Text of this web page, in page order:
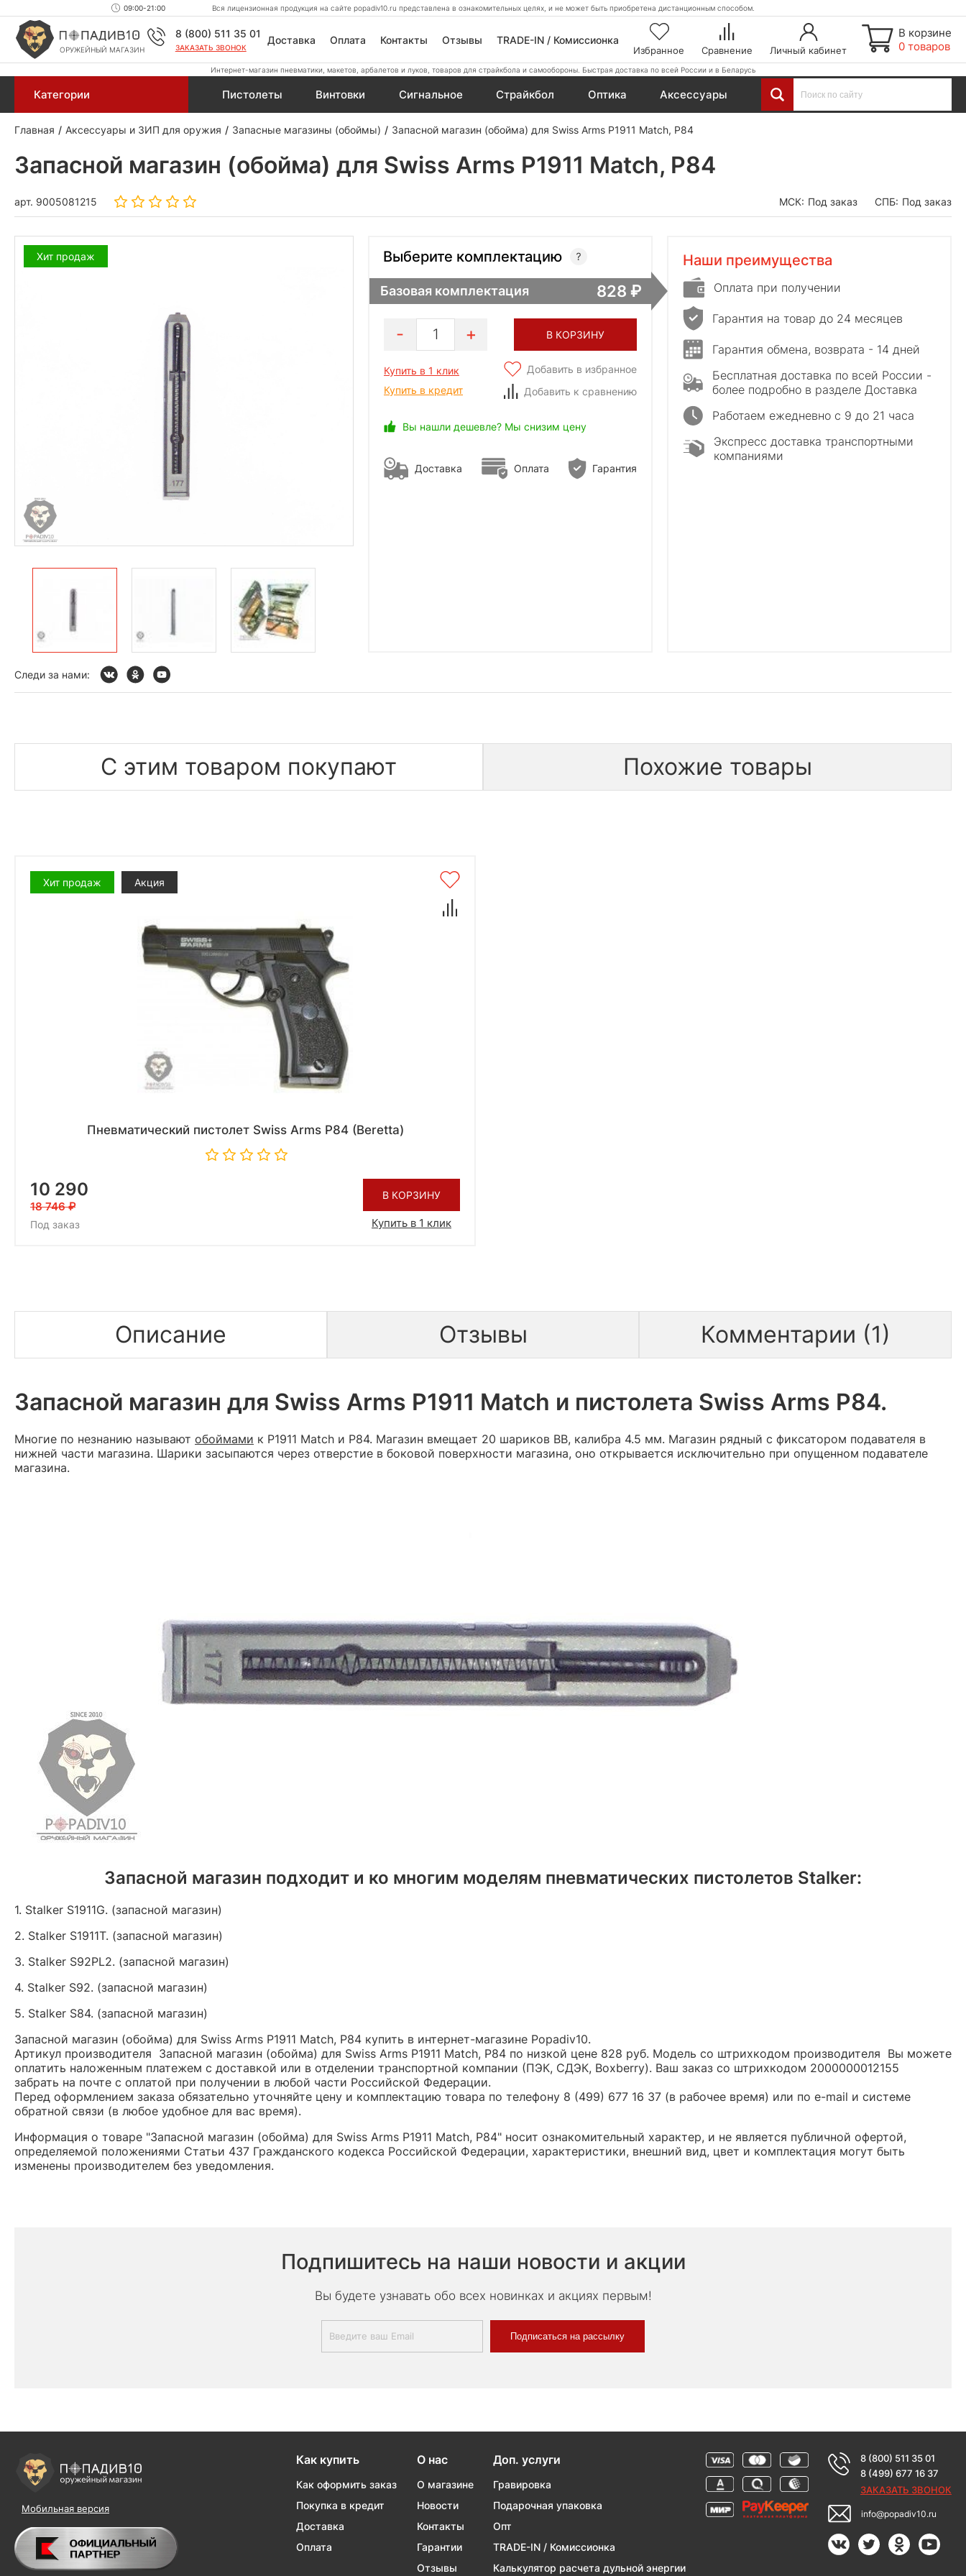
09:00-21:00 Вся лицензионная продукция на сайте popadiv10.ru представлена в ознакомительных целях, и не может быть приобретена дистанционным способом.
ОРУЖЕЙНЫЙ МАГАЗИН
8 (800) 511 35 01
ЗАКАЗАТЬ ЗВОНОК
Доставка Оплата Контакты Отзывы TRADE-IN / Комиссионка
Избранное Сравнение Личный кабинет
В корзине
0 товаров
Интернет-магазин пневматики, макетов, арбалетов и луков, товаров для страйкбола и самообороны. Быстрая доставка по всей России и в Беларусь
Категории Пистолеты Винтовки Сигнальное Страйкбол Оптика Аксессуары
Главная Аксессуары и ЗИП для оружия Запасные магазины (обоймы) Запасной магазин (обойма) для Swiss Arms P1911 Match, P84
Запасной магазин (обойма) для Swiss Arms P1911 Match, P84
арт. 9005081215 МСК: Под заказ СПБ: Под заказ
Хит продаж Выберите комплектацию
Базовая комплектация 828
1 В КОРЗИНУ
Купить в 1 клик
Купить в кредит
Добавить в избранное
Добавить к сравнению
Вы нашли дешевле? Мы снизим цену
Доставка Оплата Гарантия
Наши преимущества
Оплата при получении
Гарантия на товар до 24 месяцев
Гарантия обмена, возврата - 14 дней
Бесплатная доставка по всей России -
более подробно в разделе Доставка
Работаем ежедневно с 9 до 21 часа
Экспресс доставка транспортными
компаниями
Следи за нами:
С этим товаром покупают Похожие товары
Хит продаж Акция
Пневматический пистолет Swiss Arms P84 (Beretta)
10 290
18 746
Под заказ
В КОРЗИНУ
Купить в 1 клик
Описание Отзывы Комментарии (1)
Запасной магазин для Swiss Arms P1911 Match и пистолета Swiss Arms P84.
Многие по незнанию называют обоймами к P1911 Match и P84. Магазин вмещает 20 шариков ВВ, калибра 4.5 мм. Магазин рядный с фиксатором подавателя в
нижней части магазина. Шарики засыпаются через отверстие в боковой поверхности магазина, оно открывается исключительно при опущенном подавателе
магазина.
Запасной магазин подходит и ко многим моделям пневматических пистолетов Stalker:
1. Stalker S1911G. (запасной магазин)
2. Stalker S1911T. (запасной магазин)
3. Stalker S92PL2. (запасной магазин)
4. Stalker S92. (запасной магазин)
5. Stalker S84. (запасной магазин)
Запасной магазин (обойма) для Swiss Arms P1911 Match, P84 купить в интернет-магазине Popadiv10.
Артикул производителя Запасной магазин (обойма) для Swiss Arms P1911 Match, P84 по низкой цене 828 руб. Модель со штрихкодом производителя Вы можете
оплатить наложенным платежем с доставкой или в отделении транспортной компании (ПЭК, СДЭК, Boxberry). Ваш заказ со штрихкодом 2000000012155
забрать на почте с оплатой при получении в любой части Российской Федерации.
Перед оформлением заказа обязательно уточняйте цену и комплектацию товара по телефону 8 (499) 677 16 37 (в рабочее время) или по e-mail и системе
обратной связи (в любое удобное для вас время).
Информация о товаре "Запасной магазин (обойма) для Swiss Arms P1911 Match, P84" носит ознакомительный характер, и не является публичной офертой,
определяемой положениями Статьи 437 Гражданского кодекса Российской Федерации, характеристики, внешний вид, цвет и комплектация могут быть
изменены производителем без уведомления.
Подпишитесь на наши новости и акции
Вы будете узнавать обо всех новинках и акциях первым!
Подписаться на рассылку
Мобильная версия
Как купить
Как оформить заказ
Покупка в кредит
Доставка
Оплата
О нас
О магазине
Новости
Контакты
Гарантии
Отзывы
Доп. услуги
Гравировка
Подарочная упаковка
Опт
TRADE-IN / Комиссионка
Калькулятор расчета дульной энергии
8 (800) 511 35 01
8 (499) 677 16 37
ЗАКАЗАТЬ ЗВОНОК
info@popadiv10.ru